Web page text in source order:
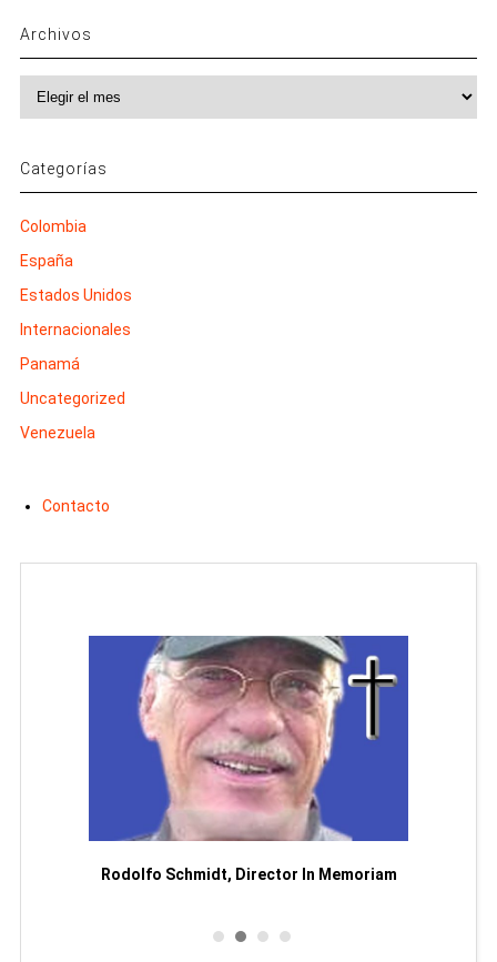
Archivos
Categorías
Colombia
España
Estados Unidos
Internacionales
Panamá
Uncategorized
Venezuela
Contacto
Rodolfo Schmidt, Director In Memoriam